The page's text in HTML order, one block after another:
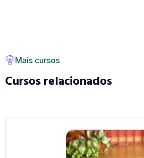
Mais cursos
Cursos relacionados